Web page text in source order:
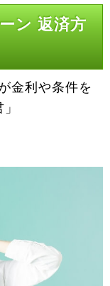
ン 返済方
金利や条件を